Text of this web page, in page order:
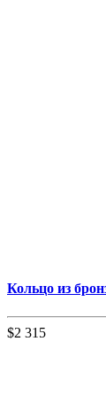
Кольцо из
$2 315